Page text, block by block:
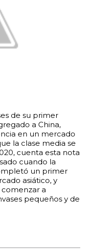
de su primer
a China,
en un mercado
la clase media se
cuenta esta nota
cuando la
un primer
asiático, y
a
pequeños y de